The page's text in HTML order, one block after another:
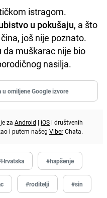
istragom.
u pokušaju, a što
još nije poznato.
muškarac nije bio
nasilja.
u omiljene Google izvore
za Android | iOS i društvenih
i putem našeg ViberChata.
#hapšenje
#roditelji #sin